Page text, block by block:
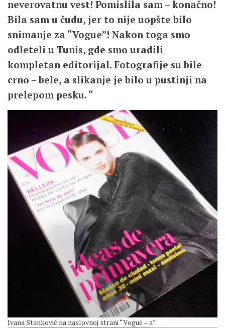
neverovatnu vest! Pomislila sam – konačno!
Bila sam u čudu, jer to nije uopšte bilo
snimanje za “Vogue”! Nakon toga smo
odleteli u Tunis, gde smo uradili
kompletan editorijal. Fotografije su bile
crno – bele, a slikanje je bilo u pustinji na
prelepom pesku. “
Ivana Stanković na naslovnoj strani “Vogue – a”